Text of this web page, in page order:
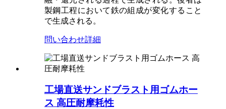
製鋼工程において鉄の組成が変化すること
で生成される。
問い合わせ詳細
工場直送サンドブラスト用ゴムホー
ス 高圧耐摩耗性